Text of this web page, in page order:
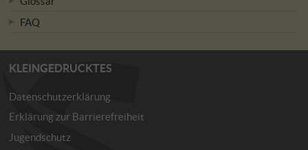
FAQ
KLEINGEDRUCKTES
Datenschutzerklärung
Erklärung zur Barrierefreiheit
Jugendschutz